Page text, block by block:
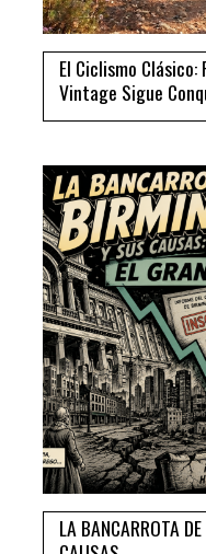
El Ciclismo
Vintage Sigue
LA BANCARROTA